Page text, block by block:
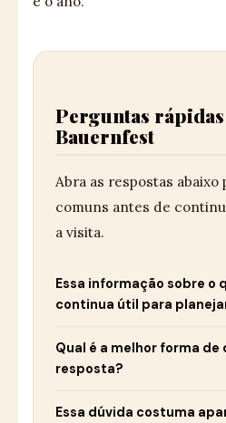
Perguntas
Bauernfest
Abra as respostas
comuns antes de
a visita.
Essa informação sobre o
continua útil para
Qual é a melhor forma
resposta?
Essa dúvida costuma